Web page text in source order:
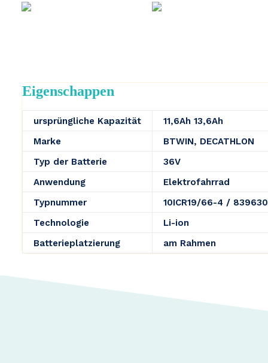
Eigenschappen
ursprüngliche Kapazität
11,6Ah 13,6Ah
Marke
BTWIN, DECATHLON
Typ der Batterie
36V
Anwendung
Elektrofahrrad
Typnummer
10ICR19/66-4 /
Technologie
Li-ion
Batterieplatzierung
am Rahmen